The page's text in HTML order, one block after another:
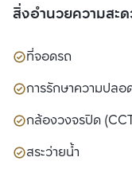
สิ่งอำนวยความสะ
ที่จอดรถ
การรักษาความปลอ
กล้องวงจรปิด
สระว่ายน้ำ